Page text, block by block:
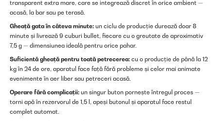
transparent extra mare, care se integrează discret în orice ambient —
acasă, la bar sau pe terasă.
Gheață gata în câteva minute: un ciclu de producție durează doar 8
minute și livrează 9 cuburi bullet, fiecare cu o greutate de aproximativ
7,5 g — dimensiunea ideală pentru orice pahar.
Suficientă gheață pentru toată petrecerea: cu o producție de până la 12
kg în 24 de ore, aparatul face față fără probleme și celor mai animate
evenimente în aer liber sau petreceri acasă.
Operare fără complicații: un singur buton pornește întregul proces —
torni apă în rezervorul de 1,5 l, apeși butonul și aparatul face restul
complet automat.